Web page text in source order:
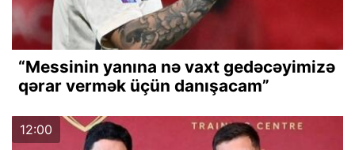
“Messinin yanına nə vaxt gedəcəyimizə
qərar vermək üçün danışacam”
12:00